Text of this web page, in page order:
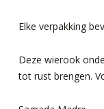
Elke verpakking
Deze wierook
tot rust brengen.